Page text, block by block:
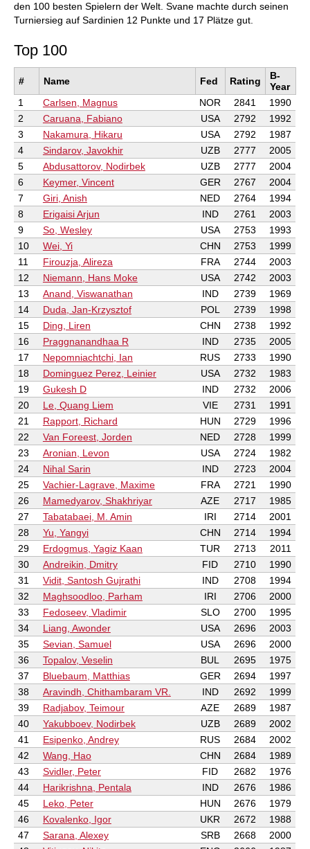
den 100 besten Spielern der Welt. Svane machte durch seinen
Turniersieg auf Sardinien 12 Punkte und 17 Plätze gut.
Top 100
# Name Fed Rating
B-
Year
1
Carlsen, Magnus NOR 2841
1990
2
Caruana, Fabiano USA 2792
1992
3
Nakamura, Hikaru USA 2792
1987
4
Sindarov, Javokhir UZB 2777
2005
5
Abdusattorov, Nodirbek UZB 2777
2004
6
Keymer, Vincent GER 2767
2004
7
Giri, Anish NED 2764
1994
8
Erigaisi Arjun IND 2761
2003
9
So, Wesley USA 2753
1993
10
Wei, Yi CHN 2753
1999
11
Firouzja, Alireza FRA 2744
2003
12
Niemann, Hans Moke USA 2742
2003
13
Anand, Viswanathan IND 2739
1969
14
Duda, Jan-Krzysztof POL 2739
1998
15
Ding, Liren CHN 2738
1992
16
Praggnanandhaa R IND 2735
2005
17
Nepomniachtchi, Ian RUS 2733
1990
18
Dominguez Perez, Leinier USA 2732
1983
19
Gukesh D IND 2732
2006
20
Le, Quang Liem VIE 2731
1991
21
Rapport, Richard HUN 2729
1996
22
Van Foreest, Jorden NED 2728
1999
23
Aronian, Levon USA 2724
1982
24
Nihal Sarin IND 2723
2004
25
Vachier-Lagrave, Maxime FRA 2721
1990
26
Mamedyarov, Shakhriyar AZE 2717
1985
27
Tabatabaei, M. Amin IRI 2714
2001
28
Yu, Yangyi CHN 2714
1994
29
Erdogmus, Yagiz Kaan TUR 2713
2011
30
Andreikin, Dmitry FID 2710
1990
31
Vidit, Santosh Gujrathi IND 2708
1994
32
Maghsoodloo, Parham IRI 2706
2000
33
Fedoseev, Vladimir SLO 2700
1995
34
Liang, Awonder USA 2696
2003
35
Sevian, Samuel USA 2696
2000
36
Topalov, Veselin BUL 2695
1975
37
Bluebaum, Matthias GER 2694
1997
38
Aravindh, Chithambaram VR. IND 2692
1999
39
Radjabov, Teimour AZE 2689
1987
40
Yakubboev, Nodirbek UZB 2689
2002
41
Esipenko, Andrey RUS 2684
2002
42
Wang, Hao CHN 2684
1989
43
Svidler, Peter FID 2682
1976
44
Harikrishna, Pentala IND 2676
1986
45
Leko, Peter HUN 2676
1979
46
Kovalenko, Igor UKR 2672
1988
47
Sarana, Alexey SRB 2668
2000